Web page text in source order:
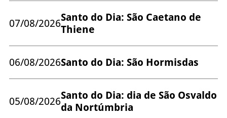
07/08/2026Santo do Dia: São Caetano de
Thiene
06/08/2026Santo do Dia: São Hormisdas
05/08/2026Santo do Dia: dia de São Osvaldo
da Nortúmbria